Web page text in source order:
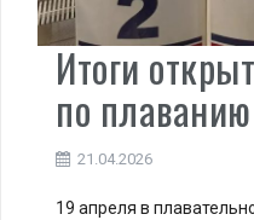
Итоги
по
21.04.2026
19 апреля в